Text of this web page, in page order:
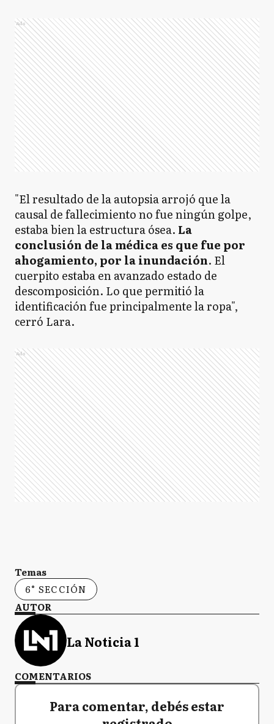
Ads
"El resultado de la autopsia arrojó que la
causal de fallecimiento no fue ningún golpe,
estaba bien la estructura ósea. La
conclusión de la médica es que fue por
ahogamiento, por la inundación. El
cuerpito estaba en avanzado estado de
descomposición. Lo que permitió la
identificación fue principalmente la ropa",
cerró Lara.
Ads
Temas
6° SECCIÓN
AUTOR
La Noticia 1
COMENTARIOS
Para comentar, debés estar